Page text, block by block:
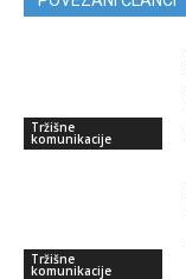
Tržišne
komunikacije
Tržišne
komunikacije